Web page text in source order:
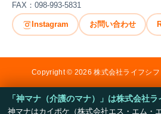
FAX：098-993-5831
Instagram お問い合わせ
Copyright © 2026 株式会社ライフシ
「神マナ（介護のマナ）」は株式会社
神マナはカイポケ（株式会社エス・エム・